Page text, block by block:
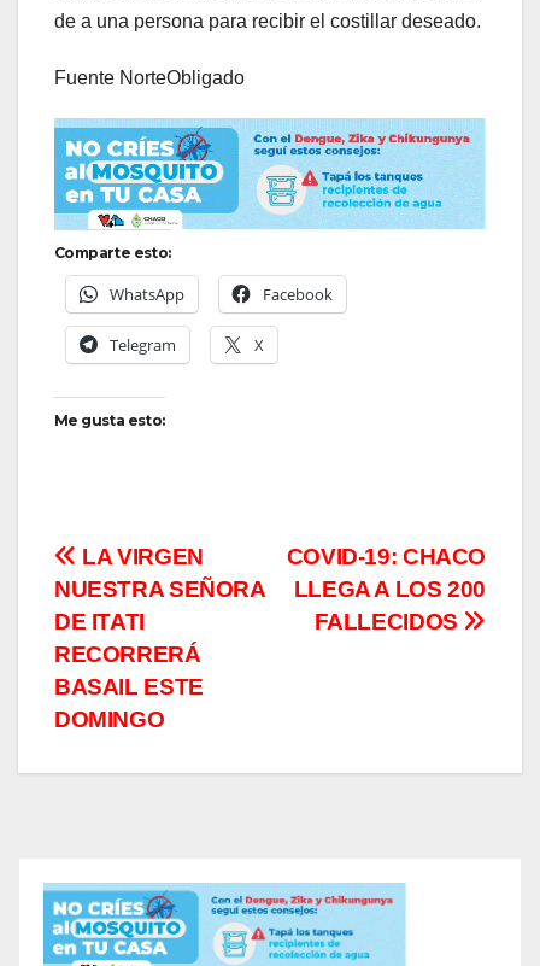
de a una persona para recibir el costillar deseado.
Fuente NorteObligado
Comparte esto:
WhatsApp Facebook
Telegram X
Me gusta esto:
Navegación
de
entradas
COVID-19: CHACO
LLEGA A LOS 200
FALLECIDOS
LA VIRGEN
NUESTRA SEÑORA
DE ITATI
RECORRERÁ
BASAIL ESTE
DOMINGO